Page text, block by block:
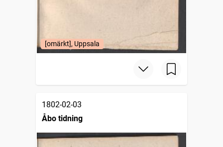
[omärkt], Uppsala
1802-02-03
Åbo tidning